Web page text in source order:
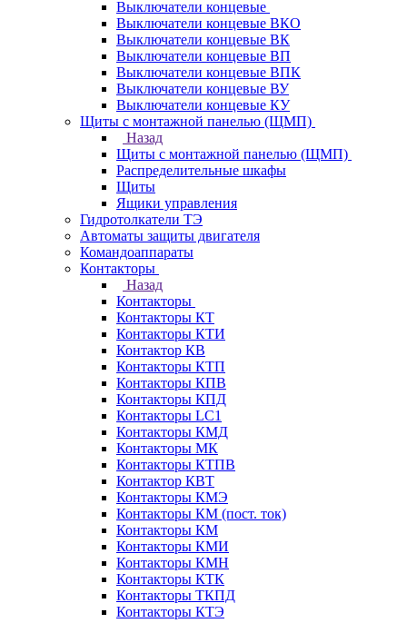
Выключатели концевые
Выключатели концевые ВКО
Выключатели концевые ВК
Выключатели концевые ВП
Выключатели концевые ВПК
Выключатели концевые ВУ
Выключатели концевые КУ
Щиты с монтажной панелью (ЩМП)
Назад
Щиты с монтажной панелью (ЩМП)
Распределительные шкафы
Щиты
Ящики управления
Гидротолкатели ТЭ
Автоматы защиты двигателя
Командоаппараты
Контакторы
Назад
Контакторы
Контакторы КТ
Контакторы КТИ
Контактор КВ
Контакторы КТП
Контакторы КПВ
Контакторы КПД
Контакторы LC1
Контакторы КМД
Контакторы МК
Контакторы КТПВ
Контактор КВТ
Контакторы КМЭ
Контакторы КМ (пост. ток)
Контакторы КМ
Контакторы КМИ
Контакторы КМН
Контакторы КТК
Контакторы ТКПД
Контакторы КТЭ